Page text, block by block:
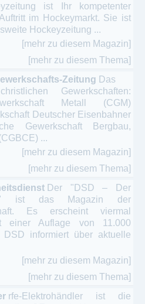
- Rückschlagsportarten
- Alpinismus
– Surfen – Rudersport -
– Snowboarden
ist Ihr kompetenter
im Hockeymarkt. Sie ist
Hockeyzeitung ...
[mehr zu diesem Magazin]
[mehr zu diesem Thema]
Zeitung Das
Gewerkschaften:
Metall (CGM)
Deutscher Eisenbahner
Gewerkschaft Bergbau,
...
[mehr zu diesem Magazin]
[mehr zu diesem Thema]
Der "DSD – Der
ist das Magazin der
Es erscheint viermal
einer Auflage von 11.000
DSD informiert über aktuelle
[mehr zu diesem Magazin]
[mehr zu diesem Thema]
rfe-Elektrohändler ist die